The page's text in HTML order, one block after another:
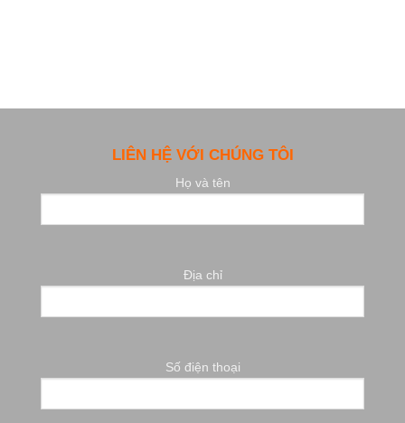
LIÊN HỆ VỚI CHÚNG TÔI
Họ và tên
Địa chỉ
Số điện thoại